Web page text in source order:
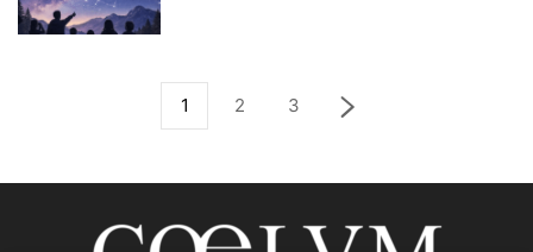
1 2 3